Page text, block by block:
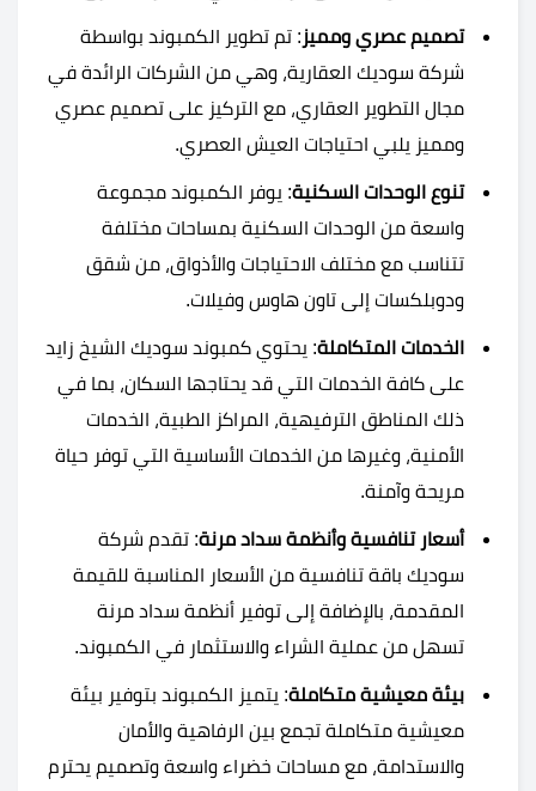
تصميم عصري ومميز : تم تطوير الكمبوند بواسطة
شركة سوديك العقارية، وهي من الشركات الرائدة في
مجال التطوير العقاري، مع التركيز على تصميم عصري
ومميز يلبي احتياجات العيش العصري​​.
تنوع الوحدات السكنية: يوفر الكمبوند مجموعة
واسعة من الوحدات السكنية بمساحات مختلفة
تتناسب مع مختلف الاحتياجات والأذواق، من شقق
ودوبلكسات إلى تاون هاوس وفيلات​​​​.
الخدمات المتكاملة: يحتوي كمبوند سوديك الشيخ زايد
على كافة الخدمات التي قد يحتاجها السكان، بما في
ذلك المناطق الترفيهية، المراكز الطبية، الخدمات
الأمنية، وغيرها من الخدمات الأساسية التي توفر حياة
مريحة وآمنة​​.
أسعار تنافسية وأنظمة سداد مرنة: تقدم شركة
سوديك باقة تنافسية من الأسعار المناسبة للقيمة
المقدمة، بالإضافة إلى توفير أنظمة سداد مرنة
تسهل من عملية الشراء والاستثمار في الكمبوند​​.
بيئة معيشية متكاملة: يتميز الكمبوند بتوفير بيئة
معيشية متكاملة تجمع بين الرفاهية والأمان
والاستدامة، مع مساحات خضراء واسعة وتصميم يحترم